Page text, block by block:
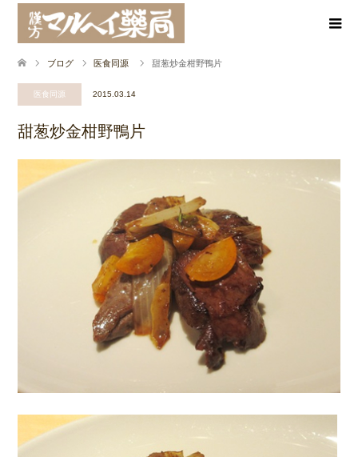
ブログ 医食同源 甜葱炒金柑野鴨片
医食同源 2015.03.14
甜葱炒金柑野鴨片